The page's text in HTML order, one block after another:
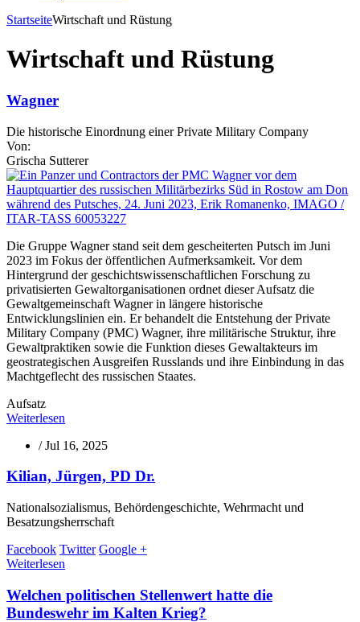
StartseiteWirtschaft und Rüstung
Wirtschaft und Rüstung
Wagner
Die historische Einordnung einer Private Military Company
Von:
Grischa Sutterer
Die Gruppe Wagner stand seit dem gescheiterten Putsch im Juni
2023 im Fokus der öffentlichen Aufmerksamkeit. Vor dem
Hintergrund der geschichtswissenschaftlichen Forschung zu
privatisierten Gewaltorganisationen ordnet dieser Aufsatz die
Gewaltgemeinschaft Wagner in längere historische
Entwicklungslinien ein. Er behandelt die Entstehung der Private
Military Company (PMC) Wagner, ihre militärische Struktur, ihre
Gewaltpraktiken sowie die Funktion dieses Gewaltakteurs im
geostrategischen Ausgreifen Russlands und ihre Einbindung in das
Machtgeflecht des russischen Staates.
Aufsatz
Weiterlesen
/ Jul 16, 2025
Kilian, Jürgen, PD Dr.
Nationalsozialismus, Behördengeschichte, Wehrmacht und
Besatzungsherrschaft
Facebook Twitter Google +
Weiterlesen
Welchen politischen Stellenwert hatte die
Bundeswehr im Kalten Krieg?